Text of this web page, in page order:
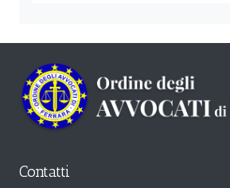
Contatti